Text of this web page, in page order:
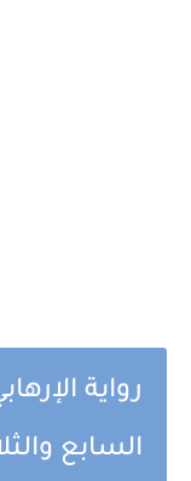
رواية
السابع